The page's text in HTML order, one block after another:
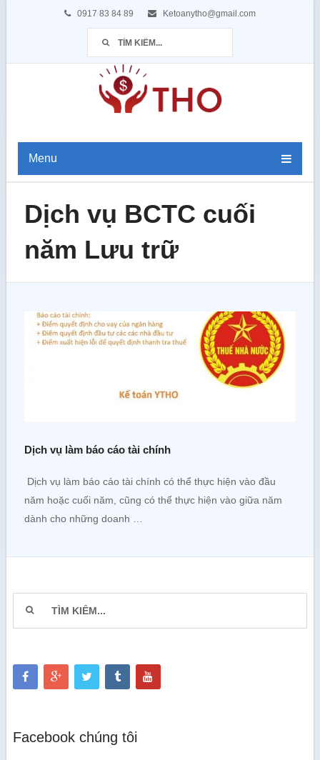
0917 83 84 89 Ketoanytho@gmail.com
Menu
Dịch vụ BCTC cuối
năm Lưu trữ
Dịch vụ làm báo cáo tài chính
Dịch vụ làm báo cáo tài chính có thể thực hiện vào đầu
năm hoặc cuối năm, cũng có thể thực hiện vào giữa năm
dành cho những doanh …
Facebook chúng tôi